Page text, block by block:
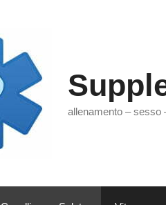
allenamento – sesso